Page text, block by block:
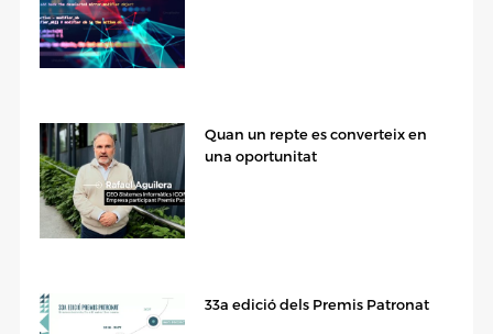
Quan un repte es converteix en
una oportunitat
33a edició dels Premis Patronat